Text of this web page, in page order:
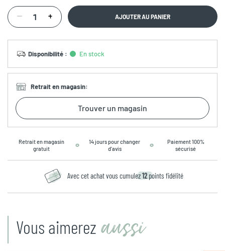
AJOUTER AU PANIER
Disponibilité : En stock
Retrait en magasin:
Trouver un magasin
Retrait en magasin
gratuit
14 jours pour changer
d’avis
Paiement 100%
sécurisé
Avec cet achat vous cumulez12 points fidélité
Vous aimerez aussi